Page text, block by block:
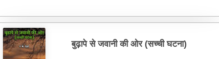
बुढ़ापे से जवानी की ओर (सच्ची घटना)